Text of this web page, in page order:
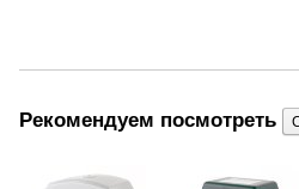
Рекомендуем посмотреть